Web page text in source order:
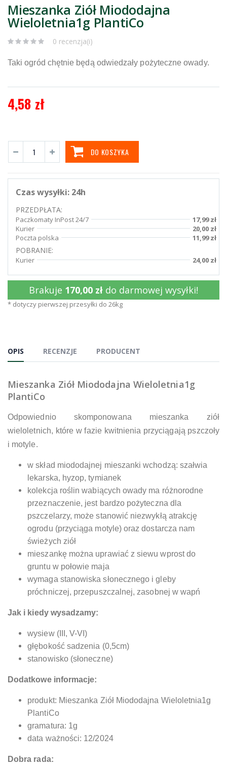
Mieszanka Ziół Miododajna
Wieloletnia1g PlantiCo
0 recenzja(i)
Taki ogród chętnie będą odwiedzały pożyteczne owady.
4,58 zł
DO KOSZYKA
Czas wysyłki: 24h
PRZEDPŁATA:
Paczkomaty InPost 24/7
17,99 zł
Kurier
20,00 zł
Poczta polska
11,99 zł
POBRANIE:
Kurier 24,00 zł
Brakuje 170,00 zł do darmowej wysyłki!
* dotyczy pierwszej przesyłki do 26kg
OPIS RECENZJE PRODUCENT
Mieszanka Ziół Miododajna Wieloletnia1g
PlantiCo
Odpowiednio skomponowana mieszanka ziół
wieloletnich, które w fazie kwitnienia przyciągają pszczoły
i motyle.
w skład miododajnej mieszanki wchodzą: szałwia
lekarska, hyzop, tymianek
kolekcja roślin wabiących owady ma różnorodne
przeznaczenie, jest bardzo pożyteczna dla
pszczelarzy, może stanowić niezwykłą atrakcję
ogrodu (przyciąga motyle) oraz dostarcza nam
świeżych ziół
mieszankę można uprawiać z siewu wprost do
gruntu w połowie maja
wymaga stanowiska słonecznego i gleby
próchniczej, przepuszczalnej, zasobnej w wapń
Jak i kiedy wysadzamy:
wysiew (III, V-VI)
głębokość sadzenia (0,5cm)
stanowisko (słoneczne)
Dodatkowe informacje:
produkt: Mieszanka Ziół Miododajna Wieloletnia1g
PlantiCo
gramatura: 1g
data ważności: 12/2024
Dobra rada: